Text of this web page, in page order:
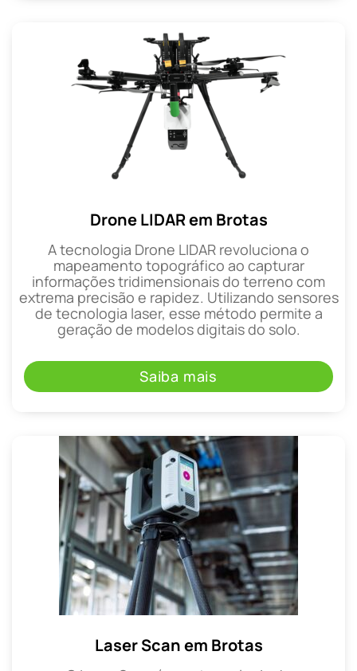
Drone LIDAR em Brotas
A tecnologia Drone LIDAR revoluciona o
mapeamento topográfico ao capturar
informações tridimensionais do terreno com
extrema precisão e rapidez. Utilizando sensores
de tecnologia laser, esse método permite a
geração de modelos digitais do solo.
Saiba mais
Laser Scan em Brotas